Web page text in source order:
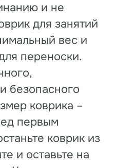
и не
для занятий
вес и
переноски.
безопасного
коврика –
первым
коврик из
и оставьте на